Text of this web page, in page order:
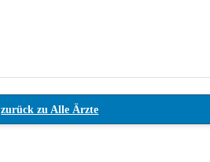
zurück zu Alle Ärzte